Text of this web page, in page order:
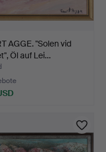
AGGE. "Solen vid
Öl auf Lei…